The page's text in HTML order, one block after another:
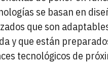
se basan en
que son
y que están
tecnológicos de